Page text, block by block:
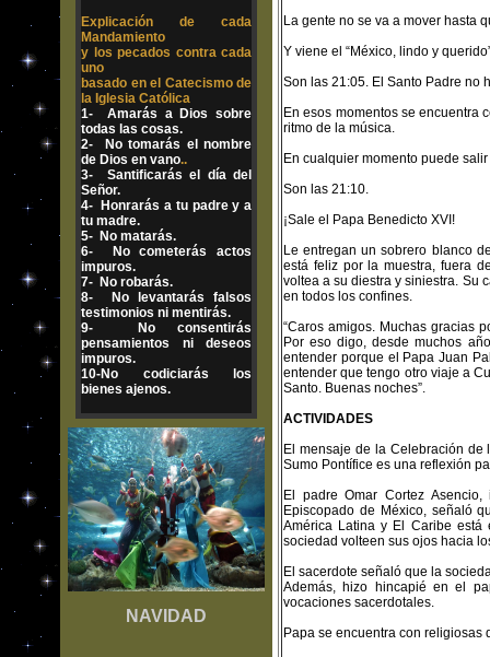
Explicación de cada
Mandamiento
y los pecados contra cada
uno
basado en el Catecismo de
la Iglesia Católica
1- Amarás a Dios sobre
todas las cosas.
2- No tomarás el nombre
de Dios en vano..
3- Santificarás el día del
Señor.
4- Honrarás a tu padre y a
tu madre.
5- No matarás.
6- No cometerás actos
impuros.
7- No robarás.
8- No levantarás falsos
testimonios ni mentirás.
9- No consentirás
pensamientos ni deseos
impuros.
10-No codiciarás los
bienes ajenos.
NAVIDAD
La gente no se va a mover hasta
Y viene el “México, lindo y
Son las 21:05. El Santo Padre no
En esos momentos se
ritmo de la música.
En cualquier momento puede
Son las 21:10.
¡Sale el Papa Benedicto XVI!
Le entregan un sobrero blanco
está feliz por la muestra, fuera
voltea a su diestra y siniestra. Su
en todos los confines.
“Caros amigos. Muchas gracias
Por eso digo, desde muchos
entender porque el Papa Juan
entender que tengo otro viaje a
Santo. Buenas noches”.
ACTIVIDADES
El mensaje de la Celebración
Sumo Pontífice es una reflexión
El padre Omar Cortez
Episcopado de México, señaló
América Latina y El Caribe
sociedad volteen sus ojos hacia
El sacerdote señaló que la
Además, hizo hincapié en el
vocaciones sacerdotales.
Papa se encuentra con religiosas